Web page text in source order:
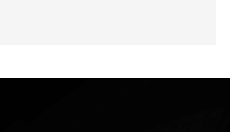
উদ্ধার এবং ঘটনার সঙ্গে
আওতায় আনার দাবি
প্রাথমিক তদন্তে